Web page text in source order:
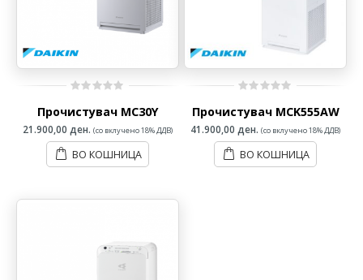
out
5
Прочистувач MC30Y
21.900,00 ден. (со вклучено 18% ДДВ)
ВО КОШНИЦА
out
5
Прочистувач MCK555AW
41.900,00 ден. (со вклучено 18% ДДВ)
ВО КОШНИЦА